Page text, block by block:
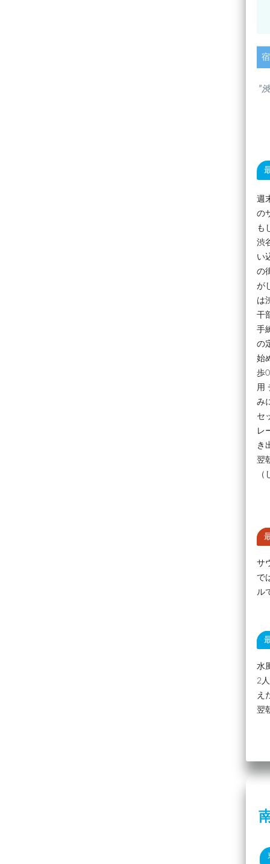
”
週
の
も
渋
い
の
が
は
干
手
の
始
歩
用
み
セ
レ
き
翌
サ
で
ル
水
2
え
翌